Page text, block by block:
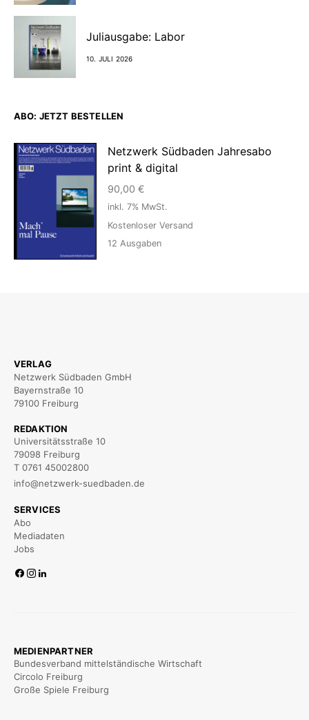
Juliausgabe: Labor
10. JULI 2026
ABO: JETZT BESTELLEN
Netzwerk Südbaden Jahresabo
print & digital
90,00 €
inkl. 7% MwSt.
Kostenloser Versand
12 Ausgaben
VERLAG
Netzwerk Südbaden GmbH
Bayernstraße 10
79100 Freiburg
REDAKTION
Universitätsstraße 10
79098 Freiburg
T 0761 45002800
info@netzwerk-suedbaden.de
SERVICES
Abo
Mediadaten
Jobs
MEDIENPARTNER
Bundesverband mittelständische Wirtschaft
Circolo Freiburg
Große Spiele Freiburg